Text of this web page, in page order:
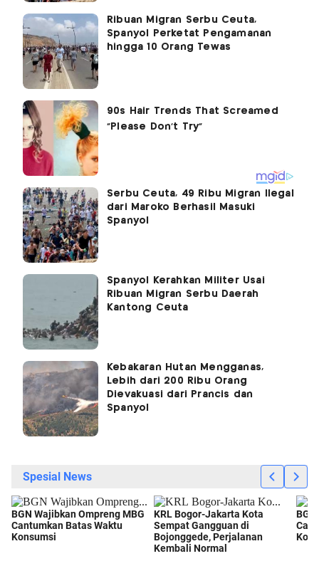
Ribuan Migran Serbu Ceuta,
Spanyol Perketat Pengamanan
hingga 10 Orang Tewas
Serbu Ceuta, 49 Ribu Migran Ilegal
dari Maroko Berhasil Masuki
Spanyol
Spanyol Kerahkan Militer Usai
Ribuan Migran Serbu Daerah
Kantong Ceuta
Kebakaran Hutan Mengganas,
Lebih dari 200 Ribu Orang
Dievakuasi dari Prancis dan
Spanyol